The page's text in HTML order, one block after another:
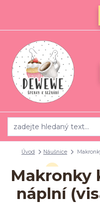
Úvod Náušnice
Makronky
náplní